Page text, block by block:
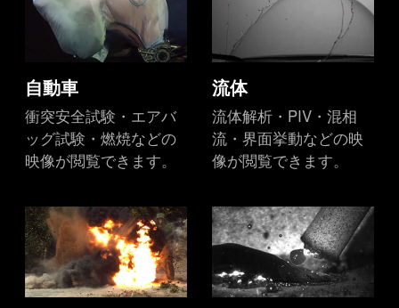
自動車
衝突安全試験・エアバ
ッグ試験・燃焼などの
映像が閲覧できます。
流体
流体解析・PIV・混相
流・界面挙動などの映
像が閲覧できます。